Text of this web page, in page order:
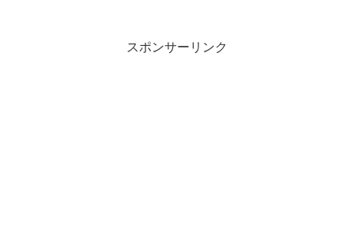
スポンサーリンク